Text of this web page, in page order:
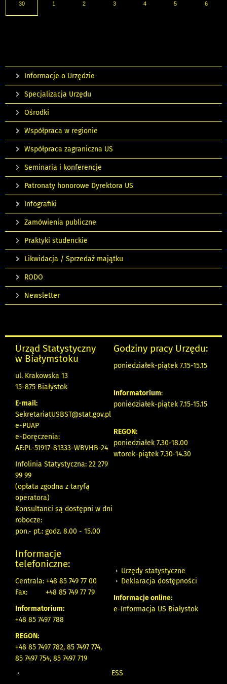
30 1 2 3 4 5 6
Informacje o Urzędzie
Specjalizacja Urzędu
Ośrodki
Współpraca w regionie
Współpraca zagraniczna US
Seminaria i konferencje
Patronaty honorowe Dyrektora US
Infografiki
Zamówienia publiczne
Praktyki studenckie
Likwidacja / Sprzedaż majątku
RODO
Newsletter
Urząd Statystyczny
w Białymstoku
ul. Krakowska 13
15-875 Białystok
E-mail:
SekretariatUSBST@stat.gov.pl
e-PUAP
e-Doręczenia:
AE:PL-51917-81333-WBVHB-24
Infolinia Statystyczna: 22 279
99 99
(opłata zgodna z taryfą
operatora)
Konsultanci są dostępni w dni
robocze:
pon.- pt.: godz. 8.00 - 15.00
Godziny pracy Urzędu:
poniedziałek-piątek 7.15-15.15
Informatorium:
poniedziałek-piątek 7.15-15.15
REGON:
poniedziałek 7.30-18.00
wtorek-piątek 7.30-14.30
Informacje
telefoniczne:
Centrala: +48 85 749 77 00
Fax:
+48 85 749 77 79
Informatorium:
+48 85 7497 788
REGON:
+48 85 7497 782, 85 7497 774,
85 7497 754, 85 7497 719
Urzędy statystyczne
Deklaracja dostępności
Informacje online:
e-Informacja US Białystok
ESS